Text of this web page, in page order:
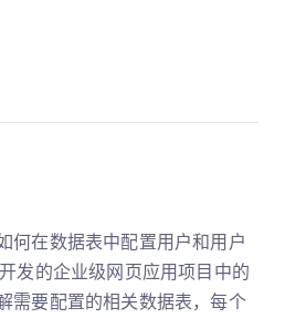
何在数据表中配置用户和用户
发的企业级网页应用项目中的
需要配置的相关数据表，每个